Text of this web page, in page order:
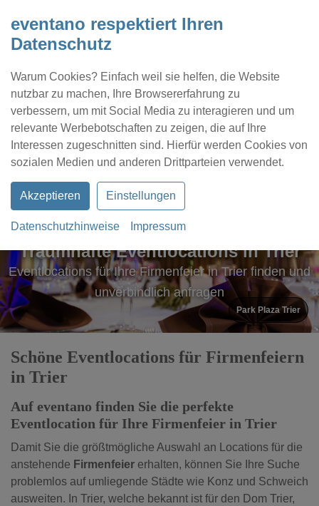
eventano respektiert Ihren
Datenschutz
Warum Cookies? Einfach weil sie helfen, die Website
nutzbar zu machen, Ihre Browsererfahrung zu
verbessern, um mit Social Media zu interagieren und um
relevante Werbebotschaften zu zeigen, die auf Ihre
Interessen zugeschnitten sind. Hierfür werden Cookies von
sozialen Medien und anderen Drittparteien verwendet.
Akzeptieren Einstellungen
Datenschutzhinweise Impressum
Kontakt Location eintragen Profil
Traumhafte Eventlocations in Trier
Eventlocations für Ihre Firmenfeier in Trier finden und
unverbindlich anfragen
Park Plaza Trier
Schöne Eventlocations für Firmenfeiern
in Trier
Auf eventano finden Sie die perfekte
Eventlocation für Ihre Firmenfeier in Trier
Damit Sie die größtmögliche Auswahl an Locations für die
anstehende Firmenfeier erhalten, können Sie Ihre Suche
problemlos auf umliegende Städte wie Konz und Schweich
ausweiten. In Trier, welche bekannt ist für den Dom Trier,